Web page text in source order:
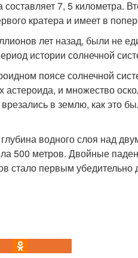
7, 5 километра.
кратера и имеет в
лет назад, были не
истории солнечной
поясе солнечной
астероида, и множество
в землю, как это
водного слоя над
500 метров. Двойные
стало первым убедительно